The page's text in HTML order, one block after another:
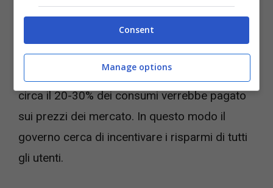
consumare di più, però, si andrebbe a pagare
un prezzo più alto per la restante parte di
spesa. Con una bolletta “divisa in due”, allora,
circa il 20-30% dei consumi verrebbe pagato
sui prezzi dei mercato. In questo modo il
governo cerca di incentivare i risparmi di tutti
gli utenti.
Consent
Manage options